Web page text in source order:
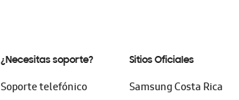
¿Necesitas soporte?
Soporte telefónico
Sitios Oficiales
Samsung Costa Rica